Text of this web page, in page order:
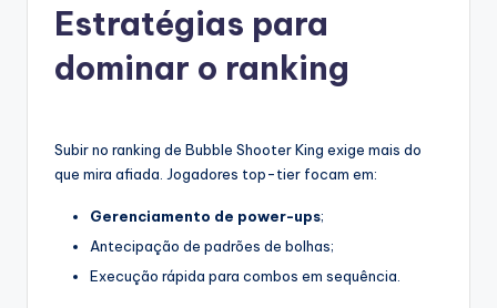
Estratégias para
dominar o ranking
Subir no ranking de Bubble Shooter King exige mais do
que mira afiada. Jogadores top-tier focam em:
Gerenciamento de power-ups;
Antecipação de padrões de bolhas;
Execução rápida para combos em sequência.